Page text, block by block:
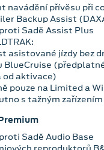
navádění přívěsu při
Backup Assist
Sadě Assist Plus
asistované jízdy bez
BlueCruise
od aktivace)
pouze na Limited a
s tažným zařízením
Sadě Audio Base